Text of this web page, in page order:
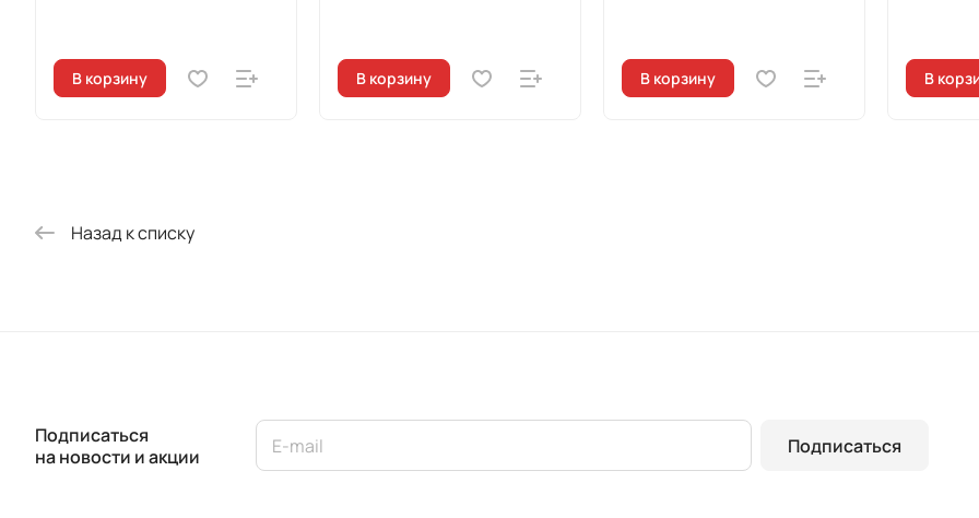
В корзину В корзину В корзину В
Назад к списку
Подписаться
на новости и акции
Подписаться